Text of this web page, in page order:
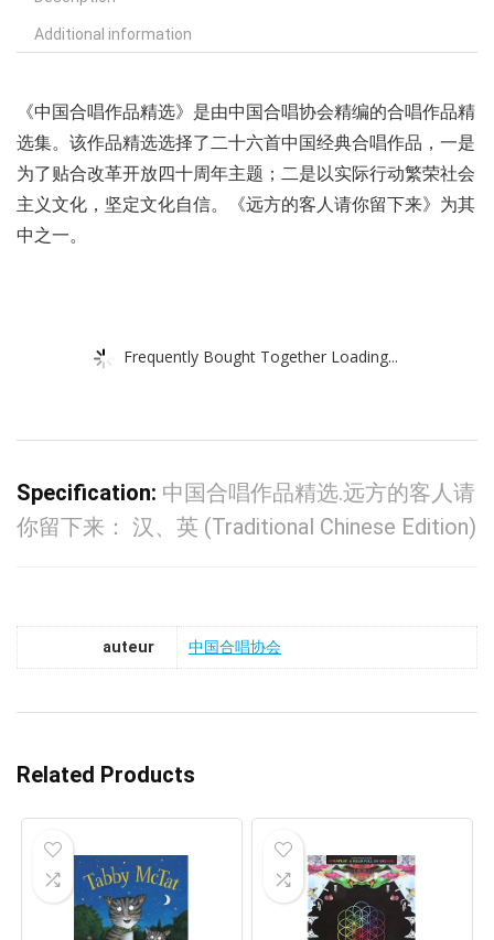
Additional information
《中国合唱作品精选》是由中国合唱协会精编的合唱作品精
选集。该作品精选选择了二十六首中国经典合唱作品，一是
为了贴合改革开放四十周年主题；二是以实际行动繁荣社会
主义文化，坚定文化自信。《远方的客人请你留下来》为其
中之一。
Frequently Bought Together Loading...
Specification: 中国合唱作品精选.远方的客人请
你留下来： 汉、英 (Traditional Chinese Edition)
auteur 中国合唱协会
Related Products